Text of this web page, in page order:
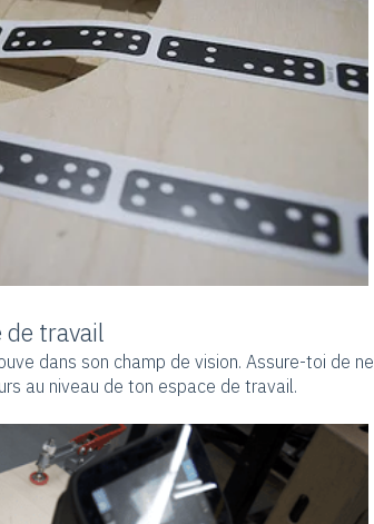
de travail
dans son champ de vision. Assure-toi de ne
au niveau de ton espace de travail.